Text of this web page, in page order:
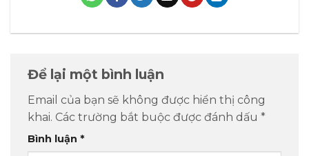
Để lại một bình luận
Email của bạn sẽ không được hiển thị công
khai. Các trường bắt buộc được đánh dấu *
Bình luận *